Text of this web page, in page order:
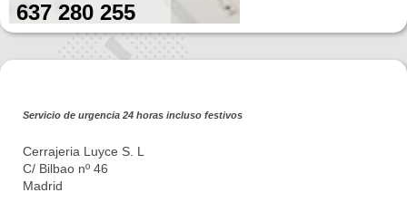
637 280 255
Servicio de urgencia 24 horas incluso festivos
Cerrajeria Luyce S. L
C/ Bilbao nº 46
Madrid